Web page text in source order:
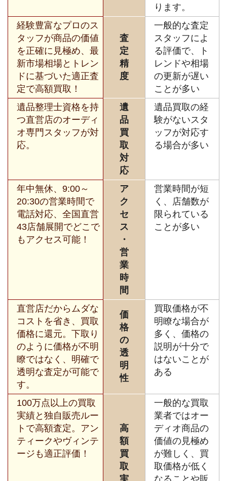
ります。
経験豊富なプロのス
タッフが商品の価値
を正確に見極め、最
新市場相場とトレン
ドに基づいた適正査
定で高額買取！
査
定
精
度
一般的な査定
スタッフによ
る評価で、ト
レンドや相場
の更新が遅い
ことが多い
遺品整理士資格を持
つ直営店のオーディ
オ専門スタッフが対
応。
遺
品
買
取
対
応
遺品買取の経
験がないスタ
ッフが対応す
る場合が多い
年中無休、9:00～
20:30の営業時間で
電話対応、全国直営
43店舗展開でどこで
もアクセス可能！
ア
ク
セ
ス
・
営
業
時
間
営業時間が短
く、店舗数が
限られている
ことが多い
直営店だからムダな
コストを省き、買取
価格に還元。下取り
のように価格が不明
瞭ではなく、明確で
透明な査定が可能で
す。
価
格
の
透
明
性
買取価格が不
明瞭な場合が
多く、価格の
説明が十分で
はないことが
ある
100万点以上の買取
実績と独自販売ルー
トで高額査定。アン
ティークやヴィンテ
ージも適正評価！
高
額
買
取
実
一般的な買取
業者ではオー
ディオ商品の
価値の見極め
が難しく、買
取価格が低く
なることや販